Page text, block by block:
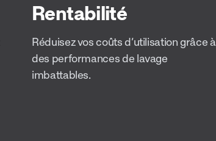
Rentabilité
Réduisez vos coûts d’utilisation grâce à
des performances de lavage
imbattables.